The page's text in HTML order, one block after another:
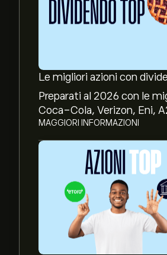
Le migliori azioni con
Preparati al 2026 con le
Coca-Cola, Verizon, Eni,
MAGGIORI INFORMAZIONI